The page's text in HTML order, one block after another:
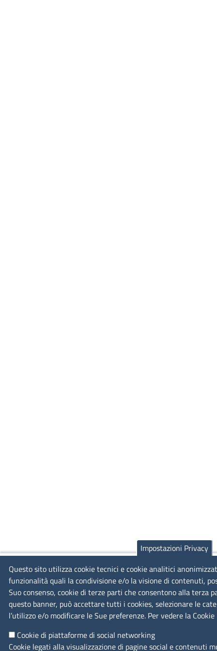
Impostazioni Privacy
Questo sito utilizza cookie tecnici e cookie analitici
funzionalità quali la condivisione e/o la visione di contenuti,
Suo consenso, cookie di terze parti che consentono alla terza
questo banner, può accettare tutti i cookies, selezionare le
l’utilizzo e/o modificare le Sue preferenze. Per vedere la
Cookie di piattaforme di social networking
Cookie legati alla visualizzazione di pagine social e contenuti